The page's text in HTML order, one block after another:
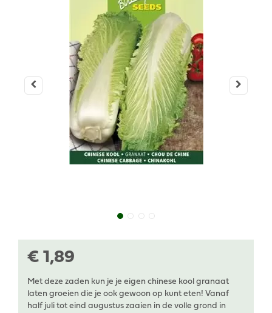
€ 1 ,89
Met deze zaden kun je je eigen chinese kool granaat
laten groeien die je ook gewoon op kunt eten! Vanaf
half juli tot eind augustus zaaien in de volle grond in